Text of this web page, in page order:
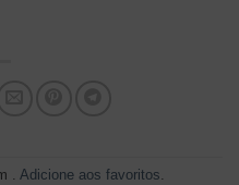
. Adicione aos favoritos.